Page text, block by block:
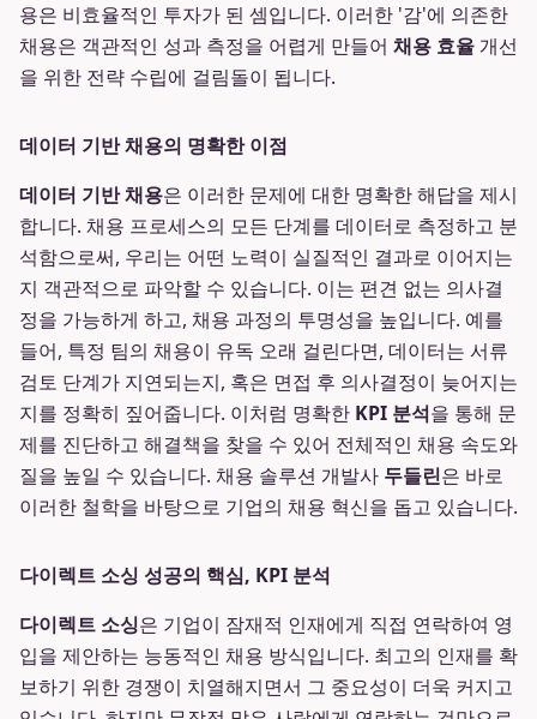
용은 비효율적인 투자가 된 셈입니다. 이러한 '감'에 의존한
채용은 객관적인 성과 측정을 어렵게 만들어 채용 효율 개선
을 위한 전략 수립에 걸림돌이 됩니다.
데이터 기반 채용의 명확한 이점
데이터 기반 채용은 이러한 문제에 대한 명확한 해답을 제시
합니다. 채용 프로세스의 모든 단계를 데이터로 측정하고 분
석함으로써, 우리는 어떤 노력이 실질적인 결과로 이어지는
지 객관적으로 파악할 수 있습니다. 이는 편견 없는 의사결
정을 가능하게 하고, 채용 과정의 투명성을 높입니다. 예를
들어, 특정 팀의 채용이 유독 오래 걸린다면, 데이터는 서류
검토 단계가 지연되는지, 혹은 면접 후 의사결정이 늦어지는
지를 정확히 짚어줍니다. 이처럼 명확한 KPI 분석을 통해 문
제를 진단하고 해결책을 찾을 수 있어 전체적인 채용 속도와
질을 높일 수 있습니다. 채용 솔루션 개발사 두들린은 바로
이러한 철학을 바탕으로 기업의 채용 혁신을 돕고 있습니다.
다이렉트 소싱 성공의 핵심, KPI 분석
다이렉트 소싱은 기업이 잠재적 인재에게 직접 연락하여 영
입을 제안하는 능동적인 채용 방식입니다. 최고의 인재를 확
보하기 위한 경쟁이 치열해지면서 그 중요성이 더욱 커지고